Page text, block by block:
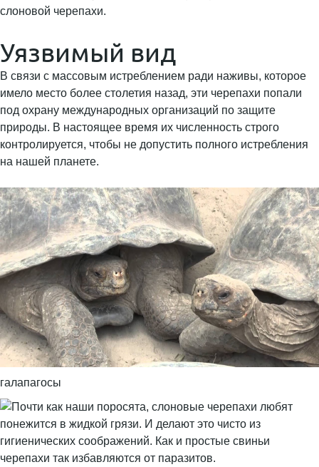
Уязвимый вид
В связи с массовым истреблением ради наживы, которое
имело место более столетия назад, эти черепахи попали
под охрану международных организаций по защите
природы. В настоящее время их численность строго
контролируется, чтобы не допустить полного истребления
на нашей планете.
галапагосы